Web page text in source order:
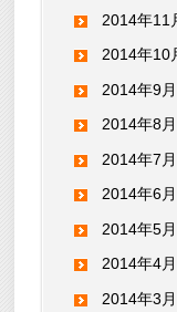
2014年11
2014年10
2014年9月
2014年8月
2014年7月
2014年6月
2014年5月
2014年4月
2014年3月